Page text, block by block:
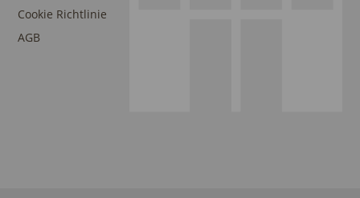
Cookie Richtlinie
AGB